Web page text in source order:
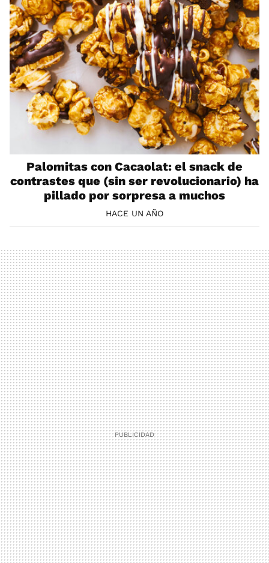
Palomitas con Cacaolat: el snack de
contrastes que (sin ser revolucionario) ha
pillado por sorpresa a muchos
HACE UN AÑO